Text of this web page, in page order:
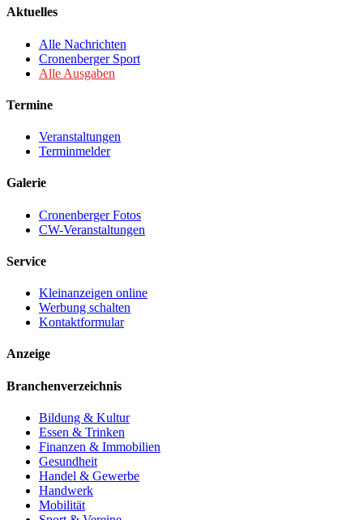
Aktuelles
Alle Nachrichten
Cronenberger Sport
Alle Ausgaben
Termine
Veranstaltungen
Terminmelder
Galerie
Cronenberger Fotos
CW-Veranstaltungen
Service
Kleinanzeigen online
Werbung schalten
Kontaktformular
Anzeige
Branchenverzeichnis
Bildung & Kultur
Essen & Trinken
Finanzen & Immobilien
Gesundheit
Handel & Gewerbe
Handwerk
Mobilität